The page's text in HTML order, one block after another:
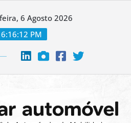
6 Agosto 2026
6:16:12 PM